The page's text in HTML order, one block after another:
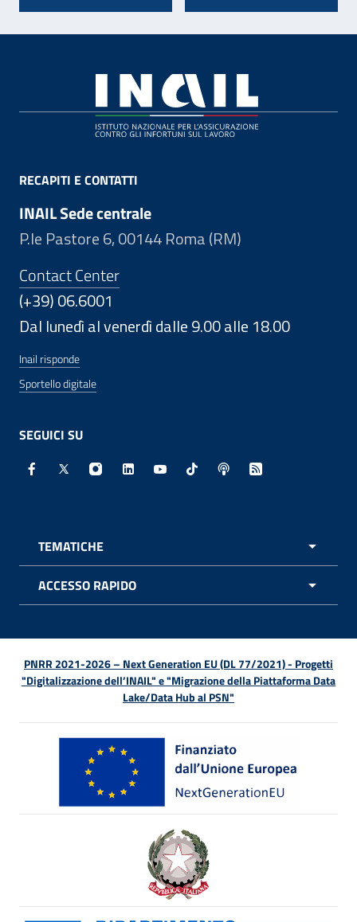
RECAPITI E CONTATTI
INAIL Sede centrale
P.le Pastore 6, 00144 Roma (RM)
Contact Center
(+39) 06.6001
Dal lunedì al venerdì dalle 9.00 alle 18.00
Inail risponde
Sportello digitale
SEGUICI SU
Facebook - Sito esterno - Apertura in nuova finestra
X - Sito esterno - Apertura in nuova finestra
Instagram - Sito esterno - Apertura in
Linkedin - Sito esterno - Apertura in
Youtube - Sito esterno -
TikTok - Sito esterno -
Spreaker - Sito
Feed RSS -
TEMATICHE
ACCESSO RAPIDO
PNRR 2021-2026 – Next Generation EU (DL 77/2021) - Progetti
"Digitalizzazione dell’INAIL" e "Migrazione della Piattaforma Data
Lake/Data Hub al PSN"